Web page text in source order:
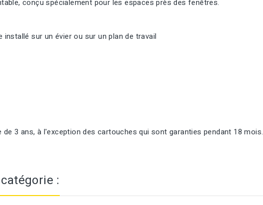
conçu spécialement pour les espaces près des fenêtres.
sur un évier ou sur un plan de travail
3 ans, à l'exception des cartouches qui sont garanties pendant 18 mois.
: